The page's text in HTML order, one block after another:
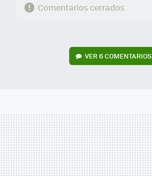
Comentarios cerrados
VER 6 COMENTARIOS